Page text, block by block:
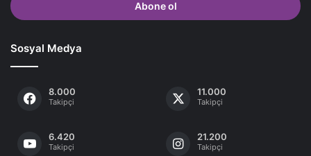
giriniz
Sosyal Medya
8.000
Takipçi
11.000
Takipçi
6.420
Takipçi
21.200
Takipçi